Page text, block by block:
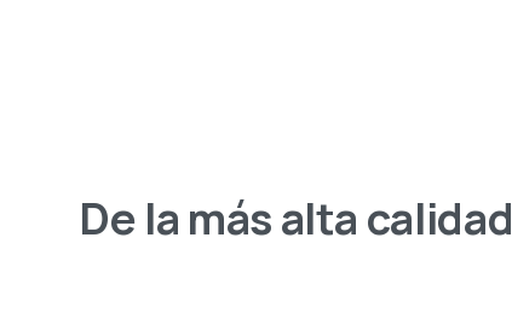
De la más alta calidad